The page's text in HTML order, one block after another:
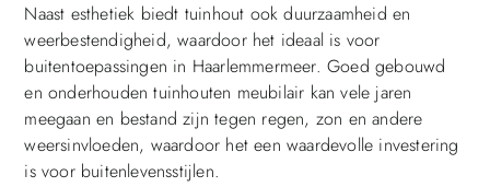
Naast esthetiek biedt tuinhout ook duurzaamheid en
weerbestendigheid, waardoor het ideaal is voor
buitentoepassingen in Haarlemmermeer. Goed gebouwd
en onderhouden tuinhouten meubilair kan vele jaren
meegaan en bestand zijn tegen regen, zon en andere
weersinvloeden, waardoor het een waardevolle investering
is voor buitenlevensstijlen.